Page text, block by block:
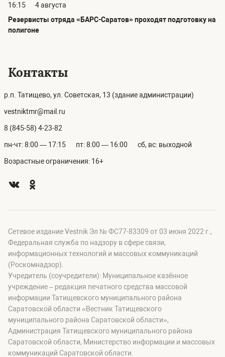
16:15
4 августа
Резервисты отряда «БАРС-Саратов» проходят подготовку на
полигоне
Контакты
р.п. Татищево, ул. Советская, 13 (здание администрации)
vestniktmr@mail.ru
8 (845-58) 4-23-82
пн-чт: 8:00 — 17:15 пт: 8:00 — 16:00 сб, вс: выходной
Возрастные ограничения: 16+
Сетевое издание Vestnik Эл № ФС77-83309 от 03 июня 2022 г.,
Федеральная служба по надзору в сфере связи,
информационных технологий и массовых коммуникаций
(Роскомнадзор).
Учредитель (соучредители): Муниципальное казённое
учреждение – редакция печатного средства массовой
информации Татищевского муниципального района
Саратовской области «Вестник Татищевского
муниципального района Саратовской области»,
Администрация Татищевского муниципального района
Саратовской области, Министерство информации и массовых
коммуникаций Саратовской области.